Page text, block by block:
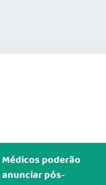
Médicos poderão
anunciar pós-